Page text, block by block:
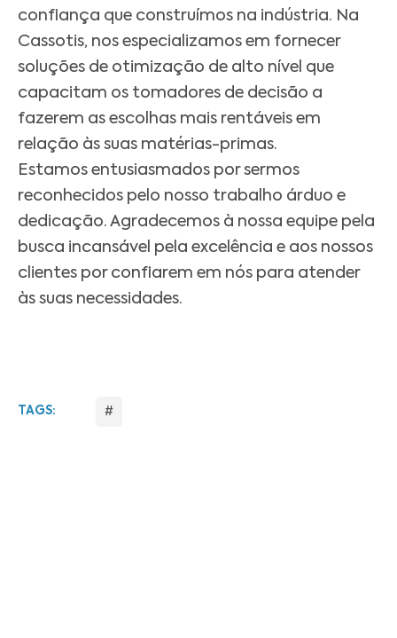
confiança que construímos na indústria. Na
Cassotis, nos especializamos em fornecer
soluções de otimização de alto nível que
capacitam os tomadores de decisão a
fazerem as escolhas mais rentáveis em
relação às suas matérias-primas.
Estamos entusiasmados por sermos
reconhecidos pelo nosso trabalho árduo e
dedicação. Agradecemos à nossa equipe pela
busca incansável pela excelência e aos nossos
clientes por confiarem em nós para atender
às suas necessidades.
TAGS: #